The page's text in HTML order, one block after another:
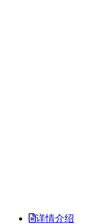
详情介绍